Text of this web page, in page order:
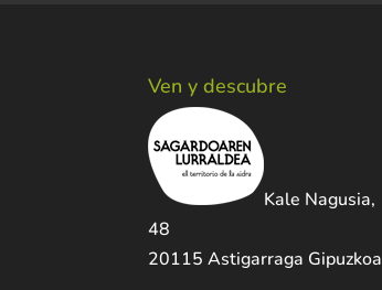
Ven y descubre
Kale Nagusia,
48
20115 Astigarraga Gipuzkoa